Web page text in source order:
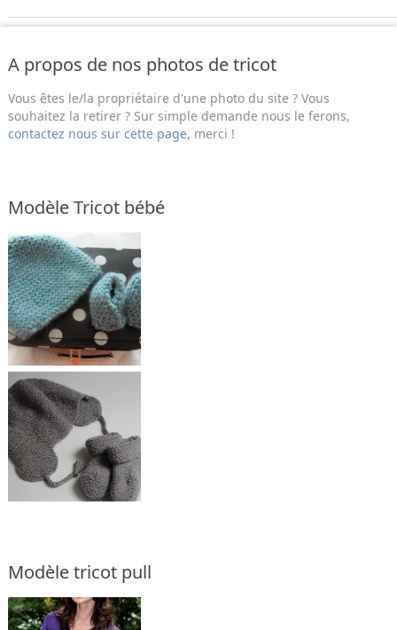
A propos de nos photos de tricot
Vous êtes le/la propriétaire d'une photo du site ? Vous
souhaitez la retirer ? Sur simple demande nous le ferons,
contactez nous sur cette page, merci !
Modèle Tricot bébé
Modèle tricot pull